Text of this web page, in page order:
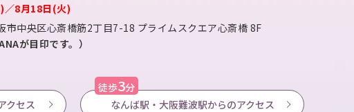
／8月18日(火)
市中央区心斎橋筋2丁目7-18 プライムスクエア心斎橋 8F
が目印です。）
クセス
徒歩3分
なんば駅・大阪難波駅からのアクセス